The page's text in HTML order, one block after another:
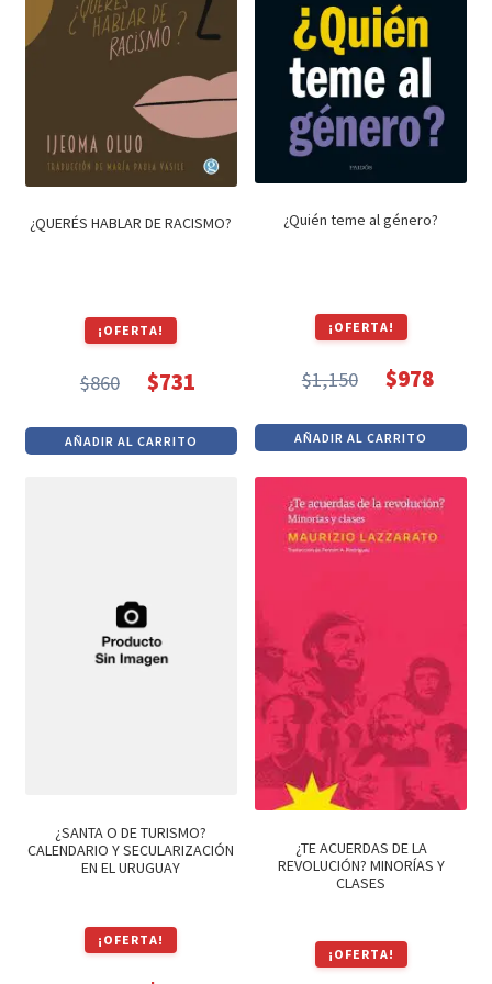
¿QUERÉS HABLAR DE RACISMO?
¡OFERTA!
$860
precio
original
$731
precio
actual
AÑADIR AL CARRITO
¿Quién teme al género?
¡OFERTA!
$1,150
precio
original
era:
$1,150.
$978
precio
actual
es:
$978.
AÑADIR AL CARRITO
¿SANTA O DE TURISMO?
CALENDARIO Y SECULARIZACIÓN
EN EL URUGUAY
¡OFERTA!
¿TE ACUERDAS DE LA
REVOLUCIÓN? MINORÍAS Y
CLASES
¡OFERTA!